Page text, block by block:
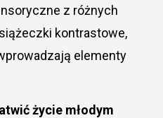
z różnych
kontrastowe,
elementy
życie młodym